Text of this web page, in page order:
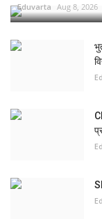
Eduvarta Aug 8, 2026